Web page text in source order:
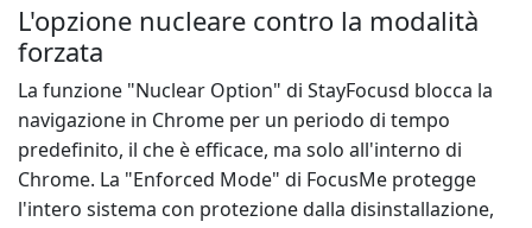
L'opzione nucleare contro la modalità
forzata
La funzione "Nuclear Option" di StayFocusd blocca la
navigazione in Chrome per un periodo di tempo
predefinito, il che è efficace, ma solo all'interno di
Chrome. La "Enforced Mode" di FocusMe protegge
l'intero sistema con protezione dalla disinstallazione,